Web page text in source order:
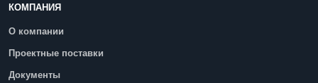
КОМПАНИЯ
О компании
Проектные поставки
Документы